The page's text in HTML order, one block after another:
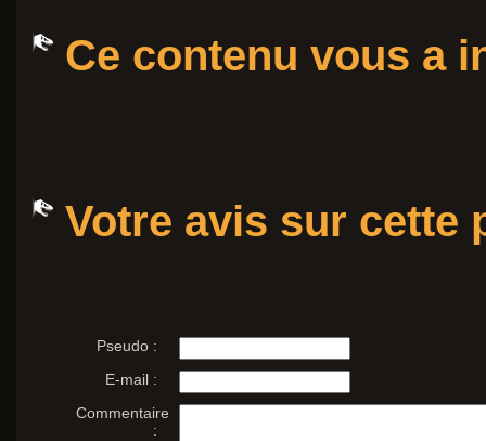
Ce contenu vous a
Votre avis sur cette
Pseudo :
E-mail :
Commentaire
: